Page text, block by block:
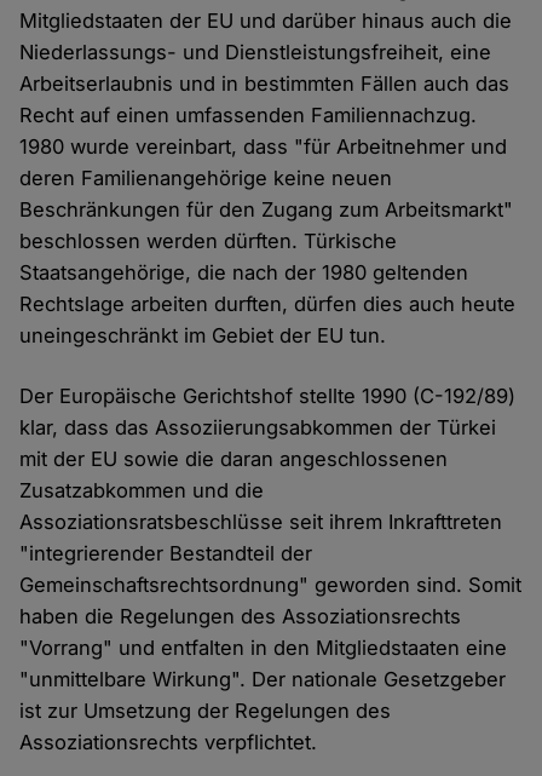
Mitgliedstaaten der EU und darüber hinaus auch die
Niederlassungs- und Dienstleistungsfreiheit, eine
Arbeitserlaubnis und in bestimmten Fällen auch das
Recht auf einen umfassenden Familiennachzug.
1980 wurde vereinbart, dass "für Arbeitnehmer und
deren Familienangehörige keine neuen
Beschränkungen für den Zugang zum Arbeitsmarkt"
beschlossen werden dürften. Türkische
Staatsangehörige, die nach der 1980 geltenden
Rechtslage arbeiten durften, dürfen dies auch heute
uneingeschränkt im Gebiet der EU tun.
Der Europäische Gerichtshof stellte 1990 (C-192/89)
klar, dass das Assoziierungsabkommen der Türkei
mit der EU sowie die daran angeschlossenen
Zusatzabkommen und die
Assoziationsratsbeschlüsse seit ihrem Inkrafttreten
"integrierender Bestandteil der
Gemeinschaftsrechtsordnung" geworden sind. Somit
haben die Regelungen des Assoziationsrechts
"Vorrang" und entfalten in den Mitgliedstaaten eine
"unmittelbare Wirkung". Der nationale Gesetzgeber
ist zur Umsetzung der Regelungen des
Assoziationsrechts verpflichtet.